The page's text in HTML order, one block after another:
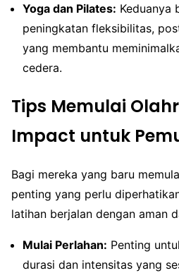
Yoga dan Pilates: Keduanya
peningkatan fleksibilitas,
yang membantu
cedera.
Tips Memulai
Impact untuk
Bagi mereka yang baru
penting yang perlu
latihan berjalan dengan aman
Mulai Perlahan: Penting
durasi dan intensitas yang